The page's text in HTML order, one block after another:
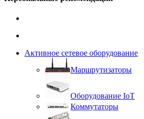
Активное сетевое оборудование
Маршрутизаторы
Оборудование IoT
Коммутаторы